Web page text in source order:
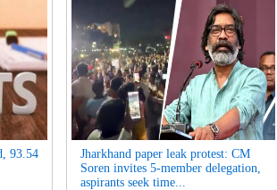
93.54
Jharkhand paper leak protest: CM
Soren invites 5-member delegation,
aspirants seek time...